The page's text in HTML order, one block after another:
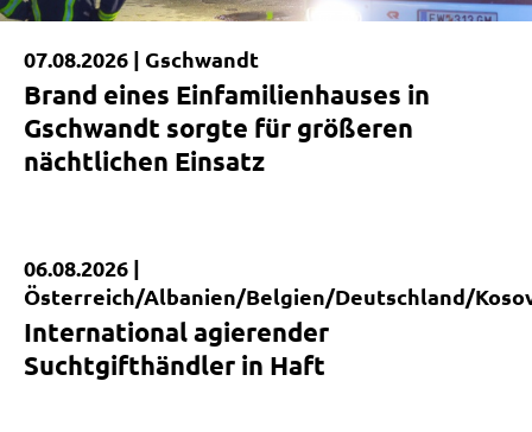
07.08.2026 | Gschwandt
Brand eines Einfamilienhauses in
Gschwandt sorgte für größeren
nächtlichen Einsatz
Kurzmeldung
06.08.2026 |
Österreich/Albanien/Belgien/Deutschland/
International agierender
Suchtgifthändler in Haft